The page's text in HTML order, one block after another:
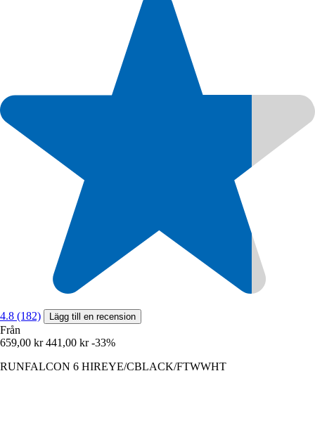
4.8 (182) Lägg till en recension
Från
659,00 kr 441,00 kr -33%
RUNFALCON 6 HIREYE/CBLACK/FTWWHT